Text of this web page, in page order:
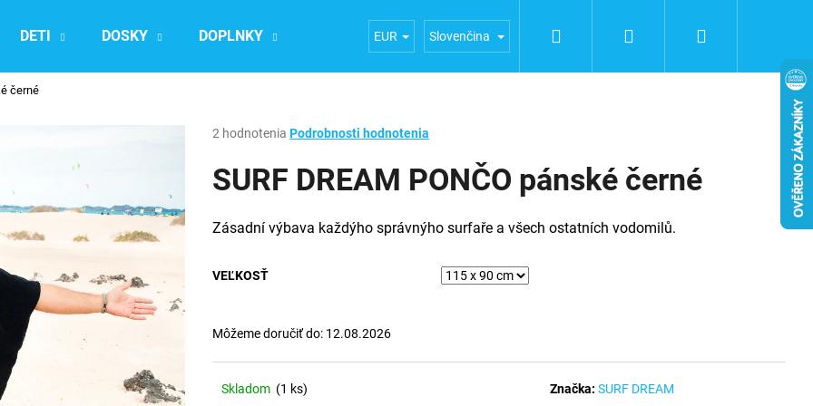
DETI DOSKY DOPLNKY Ubytovanie na FUERTE Obchodní podmínky Podmínky ochrany
EUR Slovenčina Prihlásenie
černé
Priemerné
produktu
je
5
2 hodnotenia Podrobnosti hodnotenia
SURF DREAM PONČO pánské černé
Zásadní výbava každýho správnýho surfaře a všech ostatních vodomilů.
VEĽKOSŤ
Môžeme doručiť do: 12.08.2026
Skladom (1 ks) Značka: SURF DREAM
Čo potrebujete nájsť?
HĽADAŤ
Odporúčame